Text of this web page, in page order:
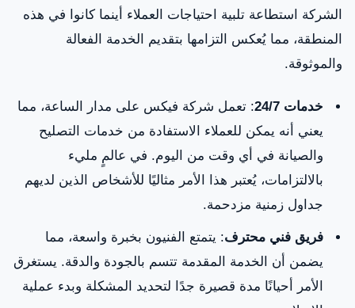
الشركة استطاعة تلبية احتياجات العملاء أينما كانوا في هذه
المنطقة، مما يُعكس التزامها بتقديم الخدمة الفعالة
والموثوقة.
خدمات 24/7
: تعمل شركة فيكس على مدار الساعة، مما
يعني أنه يمكن للعملاء الاستفادة من خدمات التصليح
والصيانة في أي وقت من اليوم. في عالمٍ مليء
بالالتزامات، يُعتبر هذا الأمر مثاليًا للأشخاص الذين لديهم
جداول زمنية مزدحمة.
فريق فني محترف: يتمتع الفنيون بخبرة واسعة، مما
يضمن أن الخدمة المقدمة تتسم بالجودة والدقة. يستغرق
الأمر أحيانًا مدة قصيرة جدًا لتحديد المشكلة وبدء عملية